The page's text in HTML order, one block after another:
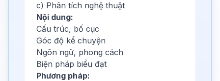
c) Phân tích nghệ thuật
Nội dung:
Cấu trúc, bố cục
Góc độ kể chuyện
Ngôn ngữ, phong cách
Biện pháp biểu đạt
Phương pháp: